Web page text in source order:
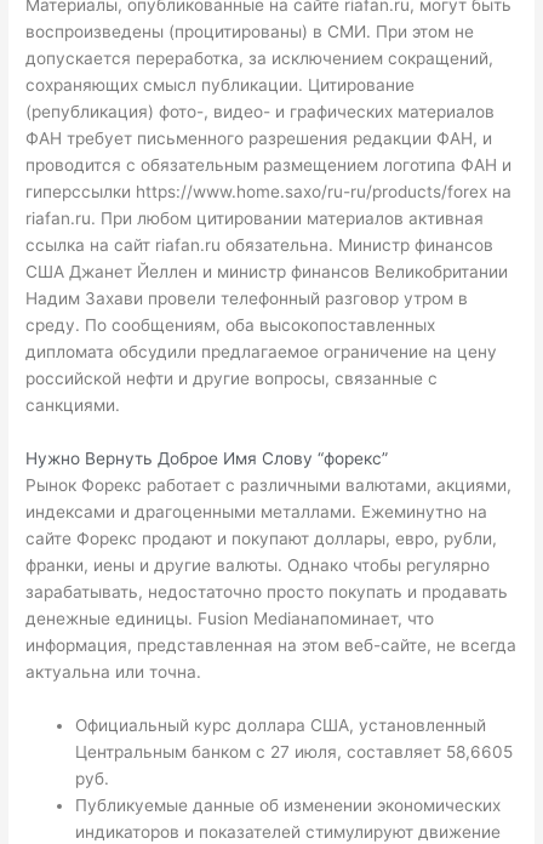
Материалы, опубликованные на сайте riafan.ru, могут быть
воспроизведены (процитированы) в СМИ. При этом не
допускается переработка, за исключением сокращений,
сохраняющих смысл публикации. Цитирование
(републикация) фото-, видео- и графических материалов
ФАН требует письменного разрешения редакции ФАН, и
проводится с обязательным размещением логотипа ФАН и
гиперссылки https://www.home.saxo/ru-ru/products/forex на
riafan.ru. При любом цитировании материалов активная
ссылка на сайт riafan.ru обязательна. Министр финансов
США Джанет Йеллен и министр финансов Великобритании
Надим Захави провели телефонный разговор утром в
среду. По сообщениям, оба высокопоставленных
дипломата обсудили предлагаемое ограничение на цену
российской нефти и другие вопросы, связанные с
санкциями.
Нужно Вернуть Доброе Имя Слову “форекс”
Рынок Форекс работает с различными валютами, акциями,
индексами и драгоценными металлами. Ежеминутно на
сайте Форекс продают и покупают доллары, евро, рубли,
франки, иены и другие валюты. Однако чтобы регулярно
зарабатывать, недостаточно просто покупать и продавать
денежные единицы. Fusion Mediaнапоминает, что
информация, представленная на этом веб-сайте, не всегда
актуальна или точна.
Официальный курс доллара США, установленный
Центральным банком с 27 июля, составляет 58,6605
руб.
Публикуемые данные об изменении экономических
индикаторов и показателей стимулируют движение